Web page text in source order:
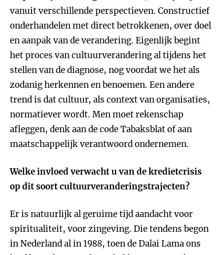
vanuit verschillende perspectieven. Constructief
onderhandelen met direct betrokkenen, over doel
en aanpak van de verandering. Eigenlijk begint
het proces van cultuurverandering al tijdens het
stellen van de diagnose, nog voordat we het als
zodanig herkennen en benoemen. Een andere
trend is dat cultuur, als context van organisaties,
normatiever wordt. Men moet rekenschap
afleggen, denk aan de code Tabaksblat of aan
maatschappelijk verantwoord ondernemen.
Welke invloed verwacht u van de kredietcrisis
op dit soort cultuurveranderingstrajecten?
Er is natuurlijk al geruime tijd aandacht voor
spiritualiteit, voor zingeving. Die tendens begon
in Nederland al in 1988, toen de Dalai Lama ons